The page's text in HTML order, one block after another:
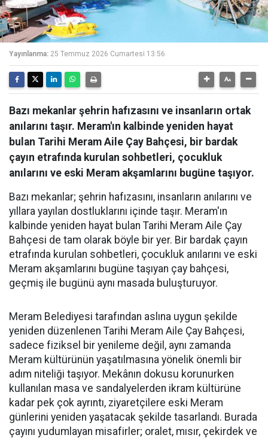
Yayınlanma: 25 Temmuz 2026 Cumartesi 13:56
Bazı mekanlar şehrin hafızasını ve insanların ortak
anılarını taşır. Meram'ın kalbinde yeniden hayat
bulan Tarihi Meram Aile Çay Bahçesi, bir bardak
çayın etrafında kurulan sohbetleri, çocukluk
anılarını ve eski Meram akşamlarını bugüne taşıyor.
Bazı mekanlar; şehrin hafızasını, insanların anılarını ve
yıllara yayılan dostluklarını içinde taşır. Meram'ın
kalbinde yeniden hayat bulan Tarihi Meram Aile Çay
Bahçesi de tam olarak böyle bir yer. Bir bardak çayın
etrafında kurulan sohbetleri, çocukluk anılarını ve eski
Meram akşamlarını bugüne taşıyan çay bahçesi,
geçmiş ile bugünü aynı masada buluşturuyor.
Meram Belediyesi tarafından aslına uygun şekilde
yeniden düzenlenen Tarihi Meram Aile Çay Bahçesi,
sadece fiziksel bir yenileme değil, aynı zamanda
Meram kültürünün yaşatılmasına yönelik önemli bir
adım niteliği taşıyor. Mekânın dokusu korunurken
kullanılan masa ve sandalyelerden ikram kültürüne
kadar pek çok ayrıntı, ziyaretçilere eski Meram
günlerini yeniden yaşatacak şekilde tasarlandı. Burada
çayını yudumlayan misafirler; oralet, mısır, çekirdek ve